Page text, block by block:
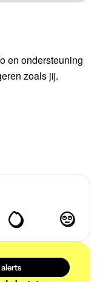
en ondersteuning
zoals jij.